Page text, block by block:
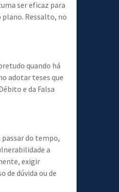
ser eficaz para
Ressalto, no
quando há
adotar teses que
e da Falsa
do tempo,
a
exigir
de dúvida ou de